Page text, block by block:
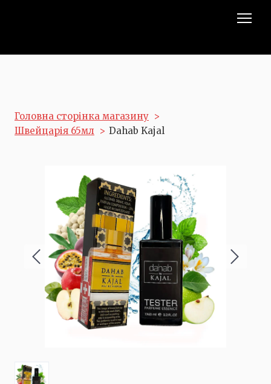
Головна сторінка магазину
Швейцарія 65мл
Dahab Kajal